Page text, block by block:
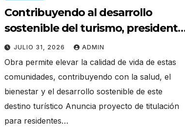
Contribuyendo al desarrollo
sostenible del turismo, presidente
Abinader inaugura planta de
tratamiento de aguas residuales
en beneficio de Juan Dolio y
Guayacanes
JULIO 31, 2026 ADMIN
Obra permite elevar la calidad de vida de estas
comunidades, contribuyendo con la salud, el
bienestar y el desarrollo sostenible de este
destino turístico Anuncia proyecto de titulación
para residentes…